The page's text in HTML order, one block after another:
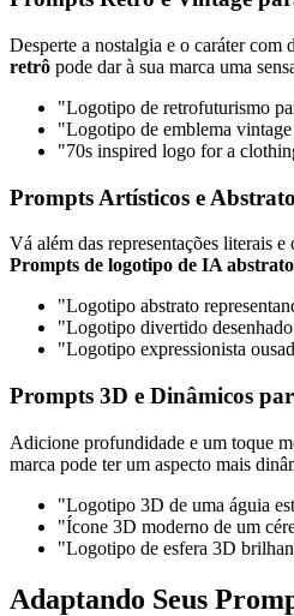
Desperte a nostalgia e o caráter com
retrô pode dar à sua marca uma
"Logotipo de retrofuturismo
"Logotipo de emblema
"70s inspired logo for a
Prompts Artísticos e
Vá além das representações literais
Prompts de logotipo de IA
"Logotipo abstrato
"Logotipo divertido
"Logotipo expressionista
Prompts 3D e Dinâmicos
Adicione profundidade e um toque
marca pode ter um aspecto mais
"Logotipo 3D de uma águia
"Ícone 3D moderno de um
"Logotipo de esfera 3D
Adaptando Seus